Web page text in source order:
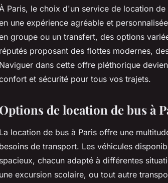
paris : des
trajets
Paris, le choix d'un service de location
une expérience agréable et
groupe ou un transfert, des options
réputés proposant des flottes modernes,
Naviguer dans cette offre pléthorique
et sécurité pour tous vos trajets.
Options de location de bus à
La location de bus à Paris offre une
besoins de transport. Les véhicules
spacieux, chacun adapté à différentes
une excursion scolaire, ou tout autre